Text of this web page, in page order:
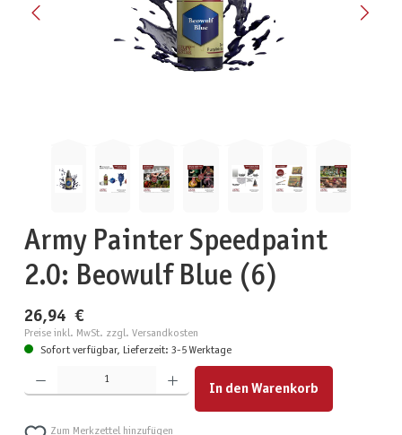
Army Painter Speedpaint
2.0: Beowulf Blue (6)
26,94 €
Preise inkl. MwSt. zzgl. Versandkosten
Sofort verfügbar, Lieferzeit: 3-5 Werktage
Produkt Anzahl: Gib den gewünschten Wert ein oder benutze die Schaltflächen um die Anzahl zu
In den Warenkorb
Zum Merkzettel hinzufügen